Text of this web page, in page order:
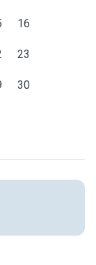
16
23
30